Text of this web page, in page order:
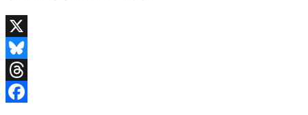
X
Bluesky
Threads